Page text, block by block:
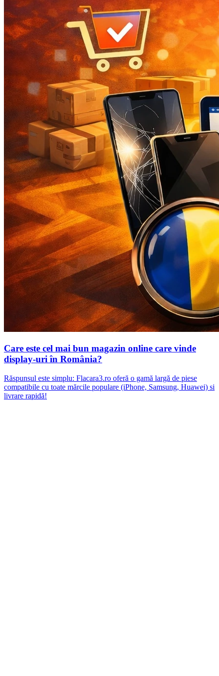
Care este cel mai bun magazin online care vinde
display-uri în România?
Răspunsul este simplu: Flacara3.ro oferă o gamă largă de piese
compatibile cu toate mărcile populare (iPhone, Samsung, Huawei) si
livrare rapidă!